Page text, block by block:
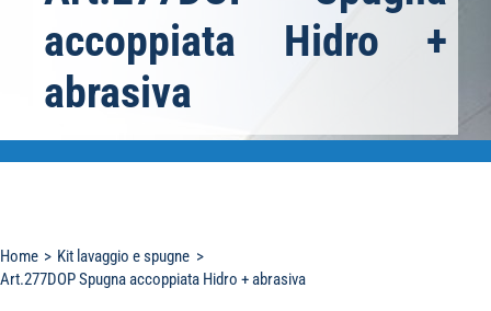
accoppiata Hidro +
abrasiva
Home
Kit lavaggio e spugne
Art.277DOP Spugna accoppiata Hidro + abrasiva